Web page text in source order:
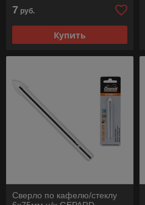
7 руб.
Купить
Сверло по кафелю/стеклу